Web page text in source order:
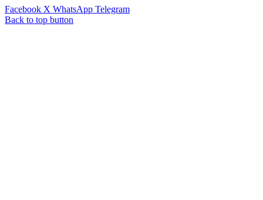
Facebook X WhatsApp Telegram
Back to top button